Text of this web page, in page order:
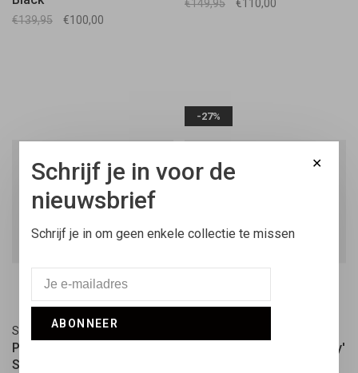
€139,95 €100,00
€149,95 €110,00
Saucony
Progrid Omni 9 'White /
Silver'
-27%
Shadow 5000 'Beige / Grey'
✕
Schrijf je in voor de
nieuwsbrief
Schrijf je in om geen enkele collectie te missen
ABONNEER